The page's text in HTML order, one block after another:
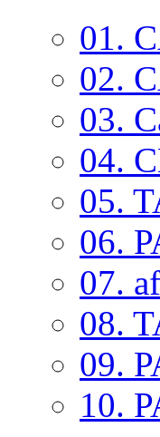
01.
02.
03.
04.
05.
06.
07.
08.
09.
10.